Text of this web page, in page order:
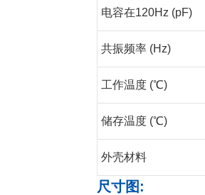
电容在120Hz (pF)
共振频率 (Hz)
工作温度 (℃)
储存温度 (℃)
外壳材料
尺寸图: